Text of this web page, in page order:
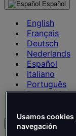
Español
English
Français
Deutsch
Nederlands
Español
Italiano
Português
Português
Usamos
navegación